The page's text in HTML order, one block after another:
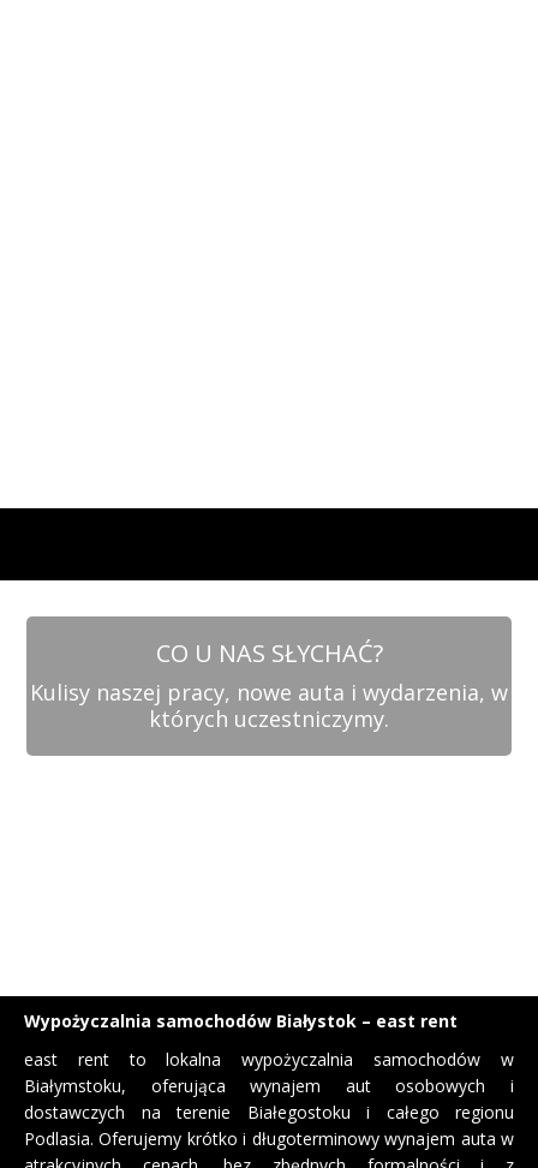
CO U NAS SŁYCHAĆ?
Kulisy naszej pracy, nowe auta i wydarzenia, w
których uczestniczymy.
Wypożyczalnia samochodów Białystok – east rent
east rent to lokalna wypożyczalnia samochodów w
Białymstoku, oferująca wynajem aut osobowych i
dostawczych na terenie Białegostoku i całego regionu
Podlasia. Oferujemy krótko i długoterminowy wynajem auta w